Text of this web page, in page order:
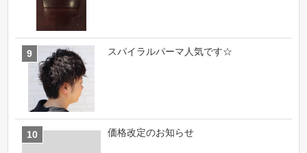
スパイラルパーマ人気です☆
価格改定のお知らせ